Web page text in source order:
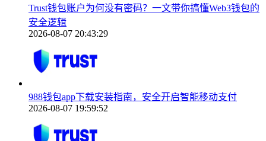
Trust钱包账户为何没有密码？一文带你搞懂Web3钱包的
安全逻辑
2026-08-07 20:43:29
988钱包app下载安装指南，安全开启智能移动支付
2026-08-07 19:59:52